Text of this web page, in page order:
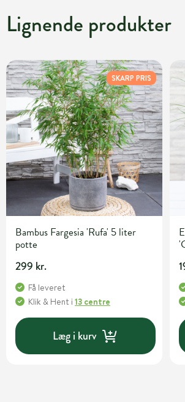
Lignende produkter
SKARP PRIS
Bambus Fargesia 'Rufa' 5 liter
potte
299 kr.
Få leveret
Klik & Hent i 13 centre
Læg i kurv